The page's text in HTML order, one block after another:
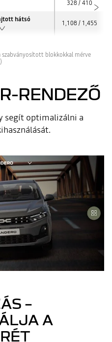
328 / 410
hátsó
1,108 / 1,455
blokkokkal mérve
RENDEZŐ
segít optimalizálni a
–
A